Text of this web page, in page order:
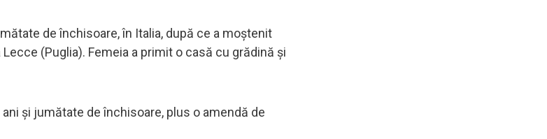
de închisoare, în Italia, după ce a moștenit
(Puglia). Femeia a primit o casă cu grădină și
și jumătate de închisoare, plus o amendă de